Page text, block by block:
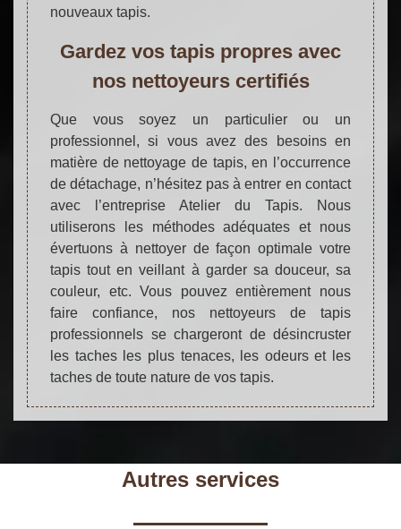
nouveaux tapis.
Gardez vos tapis propres avec
nos nettoyeurs certifiés
Que vous soyez un particulier ou un
professionnel, si vous avez des besoins en
matière de nettoyage de tapis, en l’occurrence
de détachage, n’hésitez pas à entrer en contact
avec l’entreprise Atelier du Tapis. Nous
utiliserons les méthodes adéquates et nous
évertuons à nettoyer de façon optimale votre
tapis tout en veillant à garder sa douceur, sa
couleur, etc. Vous pouvez entièrement nous
faire confiance, nos nettoyeurs de tapis
professionnels se chargeront de désincruster
les taches les plus tenaces, les odeurs et les
taches de toute nature de vos tapis.
Autres services